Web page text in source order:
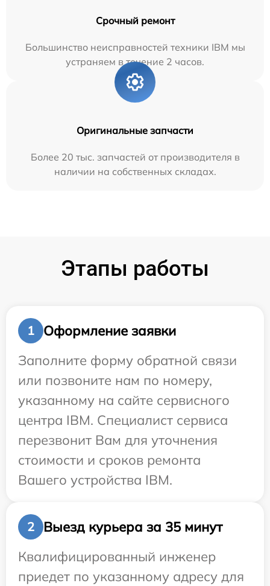
Срочный ремонт
Большинство неисправностей техники IBM мы
устраняем в течение 2 часов.
Оригинальные запчасти
Более 20 тыс. запчастей от производителя в
наличии на собственных складах.
Этапы работы
1
Оформление заявки
Заполните форму обратной связи
или позвоните нам по номеру,
указанному на сайте сервисного
центра IBM. Специалист сервиса
перезвонит Вам для уточнения
стоимости и сроков ремонта
Вашего устройства IBM.
2
Выезд курьера за 35 минут
Квалифицированный инженер
приедет по указанному адресу для